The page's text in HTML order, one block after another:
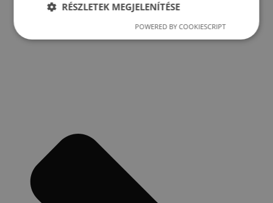
RÉSZLETEK MEGJELENÍTÉSE
POWERED BY COOKIESCRIPT